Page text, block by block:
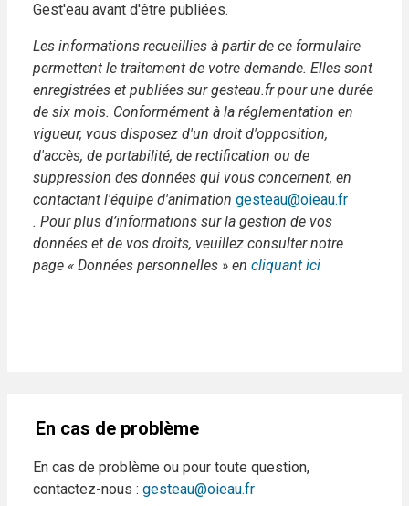
Gest'eau avant d'être publiées.
Les informations recueillies à partir de ce formulaire
permettent le traitement de votre demande. Elles sont
enregistrées et publiées sur gesteau.fr pour une durée
de six mois. Conformément à la réglementation en
vigueur, vous disposez d'un droit d'opposition,
d'accès, de portabilité, de rectification ou de
suppression des données qui vous concernent, en
contactant l'équipe d'animation gesteau@oieau.fr
. Pour plus d’informations sur la gestion de vos
données et de vos droits, veuillez consulter notre
page « Données personnelles » en cliquant ici
En cas de problème
En cas de problème ou pour toute question,
contactez-nous : gesteau@oieau.fr